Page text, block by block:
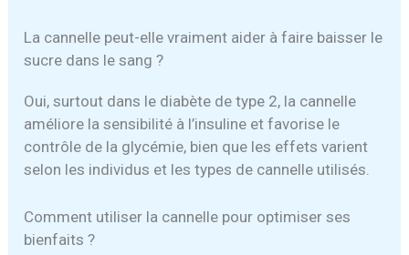
La cannelle peut-elle vraiment aider à faire baisser le
sucre dans le sang ?
Oui, surtout dans le diabète de type 2, la cannelle
améliore la sensibilité à l’insuline et favorise le
contrôle de la glycémie, bien que les effets varient
selon les individus et les types de cannelle utilisés.
Comment utiliser la cannelle pour optimiser ses
bienfaits ?